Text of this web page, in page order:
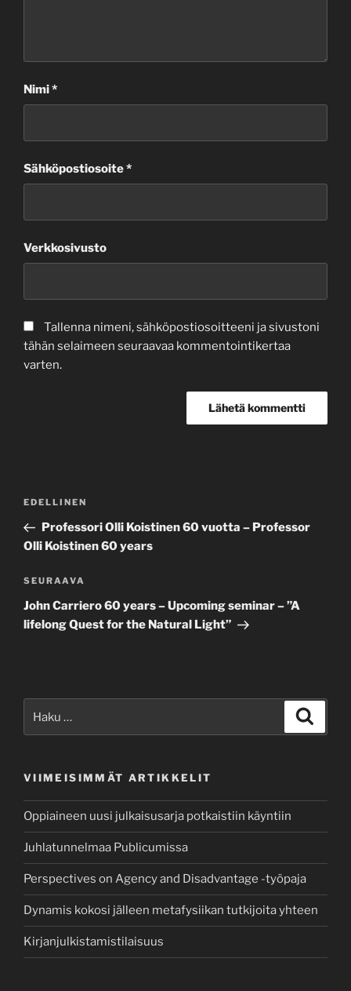
Nimi*
Sähköpostiosoite*
Verkkosivusto
Tallenna nimeni, sähköpostiosoitteeni ja sivustoni
tähän selaimeen seuraavaa kommentointikertaa
varten.
Edellinen
artikkeli
EDELLINEN
Professori Olli Koistinen 60 vuotta – Professor
Olli Koistinen 60 years
Seuraava
artikkeli
SEURAAVA
John Carriero 60 years – Upcoming seminar – ”A
lifelong Quest for the Natural Light”
VIIMEISIMMÄT ARTIKKELIT
Oppiaineen uusi julkaisusarja potkaistiin käyntiin
Juhlatunnelmaa Publicumissa
Perspectives on Agency and Disadvantage -työpaja
Dynamis kokosi jälleen metafysiikan tutkijoita yhteen
Kirjanjulkistamistilaisuus